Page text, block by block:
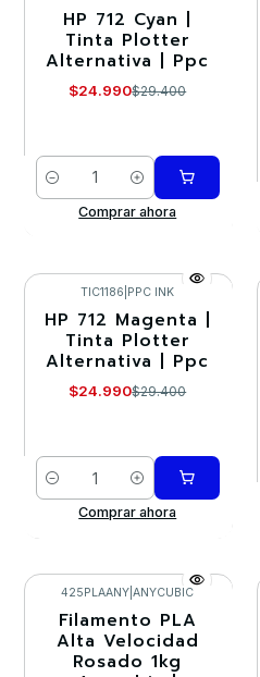
-15%
HP 712 Cyan |
Tinta Plotter
Alternativa | Ppc
$24.990$29.400
Cantidad
Comprar ahora
-15%
TIC1186 PPC INK
HP 712 Magenta |
Tinta Plotter
Alternativa | Ppc
$24.990$29.400
Cantidad
Comprar ahora
-30%
Llega el 27/08/2026
425PLAANY |ANYCUBIC
Filamento PLA
Alta Velocidad
Rosado 1kg